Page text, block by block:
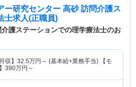
ー研究センター 高砂 訪問介護ス
士求人(正職員)
介護ステーションでの理学療法士のお
収】 32.5万円～ (基本給+業務手当) 【モ
390万円～